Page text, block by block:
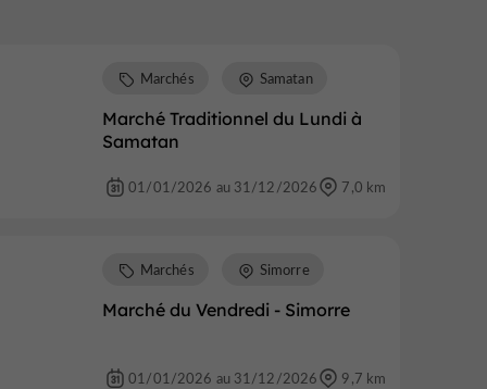
Marché Traditionnel du Lundi à
Samatan
Marchés Samatan
01/01/2026 au 31/12/2026 7,0 km
Marché du Vendredi - Simorre
Marchés Simorre
01/01/2026 au 31/12/2026 9,7 km